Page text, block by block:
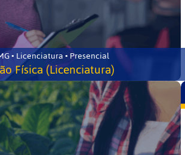
• Licenciatura • Presencial
Física (Licenciatura)